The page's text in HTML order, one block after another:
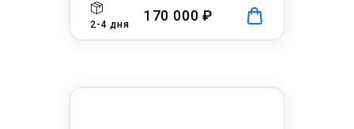
170 000 ₽
2-4 дня